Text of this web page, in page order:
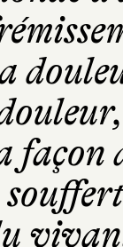
façon